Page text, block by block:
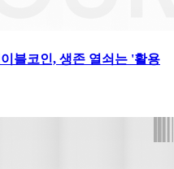
블코인, 생존 열쇠는 '활용